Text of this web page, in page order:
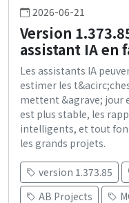
2026-06-21
Version
assistant IA en
Les assistants IA
estimer les
mettent &agrave; jour
est plus stable, les
intelligents, et tout
les grands projets.
version 1.373.85
AB Projects